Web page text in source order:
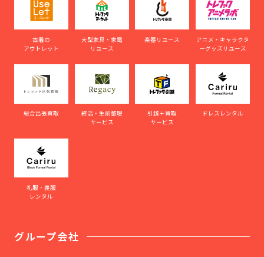
古着の
アウトレット
大型家具・家電
リユース
楽器リユース
アニメ・キャラクタ
ーグッズリユース
総合出張買取
終活・生前整理
サービス
引越＋買取
サービス
ドレスレンタル
礼服・喪服
レンタル
グループ会社